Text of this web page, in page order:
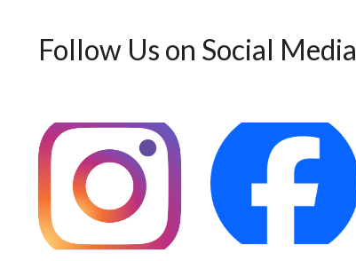
Follow Us on Social Media